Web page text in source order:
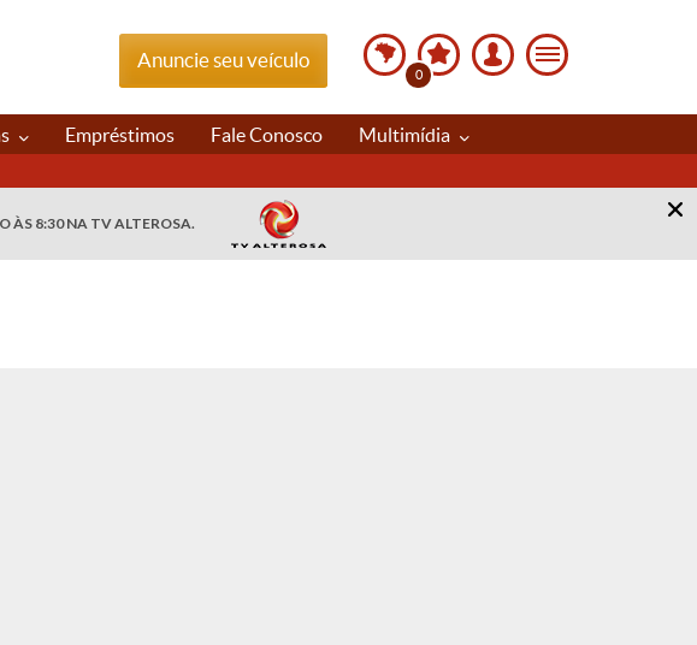
Anuncie seu veículo
0
Empréstimos Fale Conosco Multimídia
ÀS 8:30 NA TV ALTEROSA.